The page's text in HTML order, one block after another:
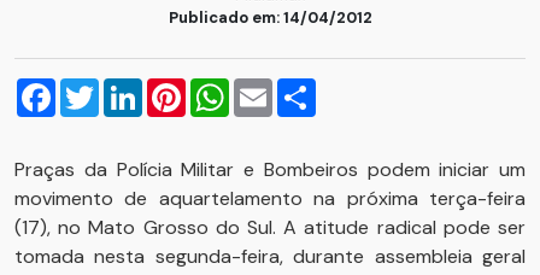
Publicado em: 14/04/2012
Facebook
TwitterLinkedInPinterestWhatsApp
Email
Praças da Polícia Militar e Bombeiros podem iniciar um
movimento de aquartelamento na próxima terça-feira
(17), no Mato Grosso do Sul. A atitude radical pode ser
tomada nesta segunda-feira, durante assembleia geral